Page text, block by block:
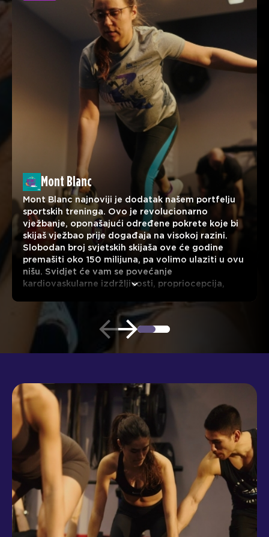
Mont Blanc
Mont Blanc najnoviji je dodatak našem portfelju
sportskih treninga. Ovo je revolucionarno
vježbanje, oponašajući određene pokrete koje bi
skijaš vježbao prije događaja na visokoj razini.
Slobodan broj svjetskih skijaša ove će godine
premašiti oko 150 milijuna, pa volimo ulaziti u ovu
nišu. Svidjet će vam se povećanje
kardiovaskularne izdržljivosti, propriocepcija,
fleksibilnosti, ravnoteže i koordinacije. Mont Blanc
bit će odličan test za sve uzraste i razine vještina.